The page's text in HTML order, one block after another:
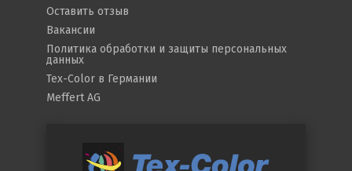
Оставить отзыв
Вакансии
Политика обработки и защиты персональных
данных
Tex-Color в Германии
Meffert AG